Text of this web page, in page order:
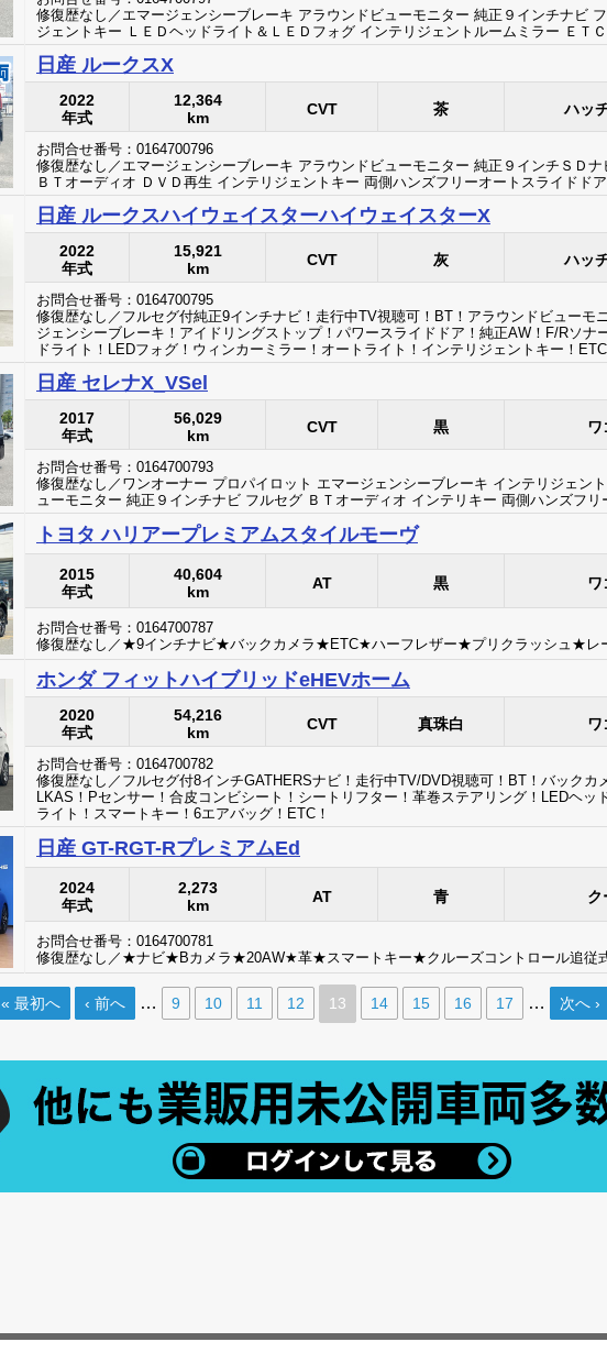
修復歴なし／エマージェンシーブレーキ アラウンドビューモニター 純正９インチナビ
ジェントキー ＬＥＤヘッドライト＆ＬＥＤフォグ インテリジェントルームミラー ＥＴ
日産 ルークスX
2022
年式
12,364
km
CVT 茶 ハッ
お問合せ番号：0164700796
修復歴なし／エマージェンシーブレーキ アラウンドビューモニター 純正９インチＳＤ
ＢＴオーディオ ＤＶＤ再生 インテリジェントキー 両側ハンズフリーオートスライドド
日産 ルークスハイウェイスターハイウェイスターX
2022
年式
15,921
km
CVT 灰 ハッ
お問合せ番号：0164700795
修復歴なし／フルセグ付純正9インチナビ！走行中TV視聴可！BT！アラウンドビューモ
ジェンシーブレーキ！アイドリングストップ！パワースライドドア！純正AW！F/Rソナ
ドライト！LEDフォグ！ウィンカーミラー！オートライト！インテリジェントキー！
日産 セレナX_VSel
2017
年式
56,029
km
CVT 黒 ワ
お問合せ番号：0164700793
修復歴なし／ワンオーナー プロパイロット エマージェンシーブレーキ インテリジェン
ューモニター 純正９インチナビ フルセグ ＢＴオーディオ インテリキー 両側ハンズフ
トヨタ ハリアープレミアムスタイルモーヴ
2015
年式
40,604
km
AT 黒 ワ
お問合せ番号：0164700787
修復歴なし／★9インチナビ★バックカメラ★ETC★ハーフレザー★プリクラッシュ★レ
ホンダ フィットハイブリッドeHEVホーム
2020
年式
54,216
km
CVT 真珠白 ワ
お問合せ番号：0164700782
修復歴なし／フルセグ付8インチGATHERSナビ！走行中TV/DVD視聴可！BT！バックカ
LKAS！Pセンサー！合皮コンビシート！シートリフター！革巻ステアリング！LEDヘッ
ライト！スマートキー！6エアバッグ！ETC！
日産 GT-RGT-RプレミアムEd
2024
年式
2,273
km
AT 青 ク
お問合せ番号：0164700781
修復歴なし／★ナビ★Bカメラ★20AW★革★スマートキー★クルーズコントロール追
« 最初へ ‹ 前へ … 9 10 11 12 13 14 15 16 17 … 次へ ›